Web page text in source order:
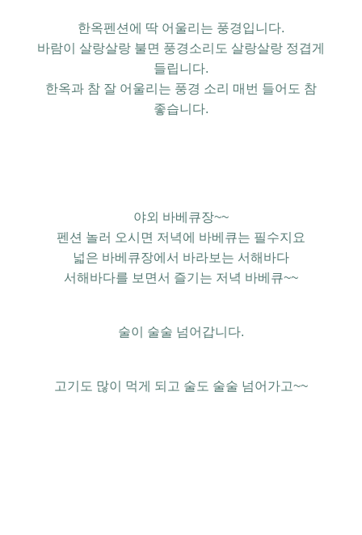
한옥펜션에 딱 어울리는 풍경입니다.
바람이 살랑살랑 불면 풍경소리도 살랑살랑 정겹게
들립니다.
한옥과 참 잘 어울리는 풍경 소리 매번 들어도 참
좋습니다.
야외 바베큐장~~
펜션 놀러 오시면 저녁에 바베큐는 필수지요
넓은 바베큐장에서 바라보는 서해바다
서해바다를 보면서 즐기는 저녁 바베큐~~
술이 술술 넘어갑니다.
고기도 많이 먹게 되고 술도 술술 넘어가고~~